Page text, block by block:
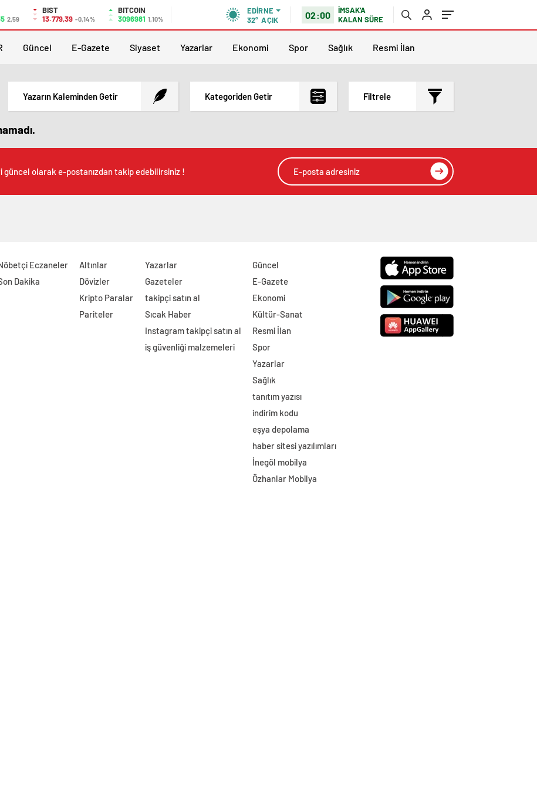
2,59
BIST
13.779,39 -0,14%
BITCOIN
3096981 1,10%
EDIRNE
32° AÇIK 02:00
İMSAK'A
KALAN SÜRE
Güncel E-Gazete Siyaset Yazarlar Ekonomi Spor Sağlık Resmi İlan
Yazarın Kaleminden Getir Kategoriden Getir Filtrele
Yorum Sayısına Göre
En eskiler
güncel olarak e-postanızdan takip edebilirsiniz !
Eczaneler
Dakika
Altınlar
Dövizler
Kripto Paralar
Pariteler
Yazarlar
Gazeteler
takipçi satın al
Sıcak Haber
Instagram takipçi satın al
iş güvenliği malzemeleri
Güncel
E-Gazete
Ekonomi
Kültür-Sanat
Resmi İlan
Spor
Yazarlar
Sağlık
tanıtım yazısı
indirim kodu
eşya depolama
haber sitesi yazılımları
İnegöl mobilya
Özhanlar Mobilya